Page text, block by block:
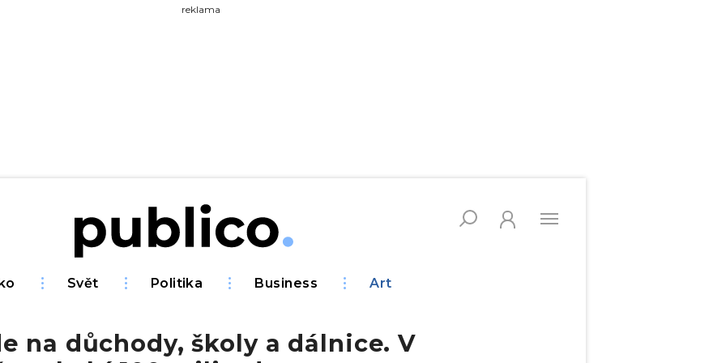
reklama
Svět Politika Business Art
na důchody, školy a dálnice. V
na Publiku